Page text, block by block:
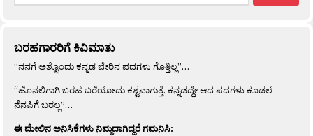
ಬರಹಗಾರರಿಗೆ ಕಿವಿಮಾತು
“ನನಗೆ ಅಶ್ಟೊಂದು ಕನ್ನಡ ಬೇರಿನ ಪದಗಳು ಗೊತ್ತಿಲ್ಲ”…
“ಹೊನಲಿಗಾಗಿ ಬರಹ ಬರೆಯೋದು ಕಶ್ಟವಾಗುತ್ತೆ. ಕನ್ನಡದ್ದೇ ಆದ ಪದಗಳು ಕೂಡಲೆ
ನೆನಪಿಗೆ ಬರಲ್ಲ”…
ಈ ಮೇಲಿನ ಅನಿಸಿಕೆಗಳು ನಿಮ್ಮದಾಗಿದ್ದರೆ ಗಮನಿಸಿ: